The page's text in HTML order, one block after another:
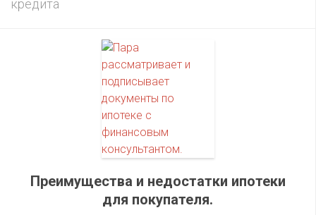
кредита
Преимущества и недостатки ипотеки
для покупателя.